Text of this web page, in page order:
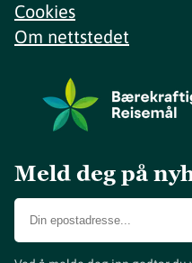
Cookies
Om nettstedet
Meld deg på